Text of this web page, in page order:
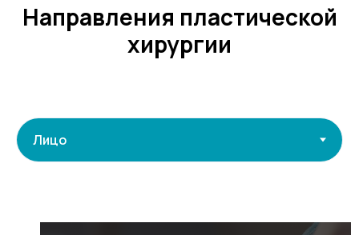
Направления пластической
хирургии